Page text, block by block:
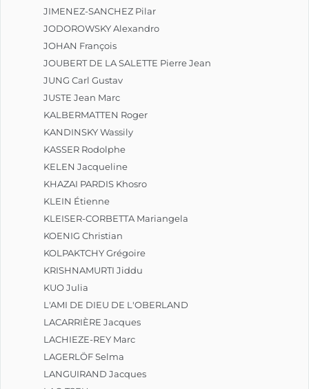
JIMENEZ-SANCHEZ Pilar
JODOROWSKY Alexandro
JOHAN François
JOUBERT DE LA SALETTE Pierre Jean
JUNG Carl Gustav
JUSTE Jean Marc
KALBERMATTEN Roger
KANDINSKY Wassily
KASSER Rodolphe
KELEN Jacqueline
KHAZAI PARDIS Khosro
KLEIN Étienne
KLEISER-CORBETTA Mariangela
KOENIG Christian
KOLPAKTCHY Grégoire
KRISHNAMURTI Jiddu
KUO Julia
L'AMI DE DIEU DE L'OBERLAND
LACARRIÈRE Jacques
LACHIEZE-REY Marc
LAGERLÖF Selma
LANGUIRAND Jacques